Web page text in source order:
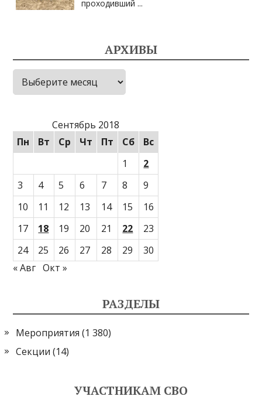
проходивший ...
АРХИВЫ
Архивы
Сентябрь 2018
Пн
Вт Ср Чт Пт Сб
Вс
1
2
3
4 5 6 7 8
9
10
11 12 13 14 15
16
17
18 19 20 21 22
23
24
25 26 27 28 29
30
« Авг Окт »
РАЗДЕЛЫ
Мероприятия (1 380)
Секции (14)
УЧАСТНИКАМ СВО